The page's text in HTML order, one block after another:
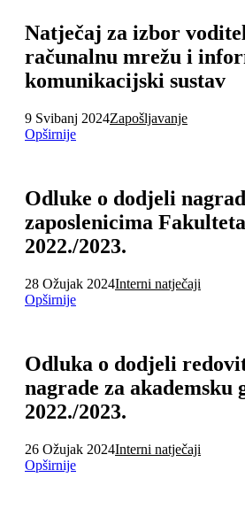
Natječaj za izbor
računalnu mrežu i
komunikacijski sustav
9 Svibanj 2024Zapošljavanje
Opširnije
Odluke o dodjeli
zaposlenicima
2022./2023.
28 Ožujak 2024Interni natječaji
Opširnije
Odluka o dodjeli
nagrade za akademsku
2022./2023.
26 Ožujak 2024Interni natječaji
Opširnije